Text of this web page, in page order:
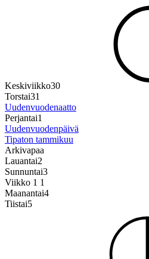
Keskiviikko30
Torstai31
Uudenvuodenaatto
Perjantai1
Uudenvuodenpäivä
Tipaton tammikuu
Arkivapaa
Lauantai2
Sunnuntai3
Viikko 1 1
Maanantai4
Tiistai5